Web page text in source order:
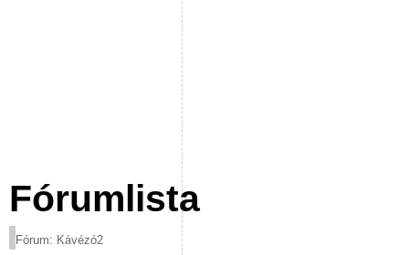
Fórumlista
Fórum: Kávézó2